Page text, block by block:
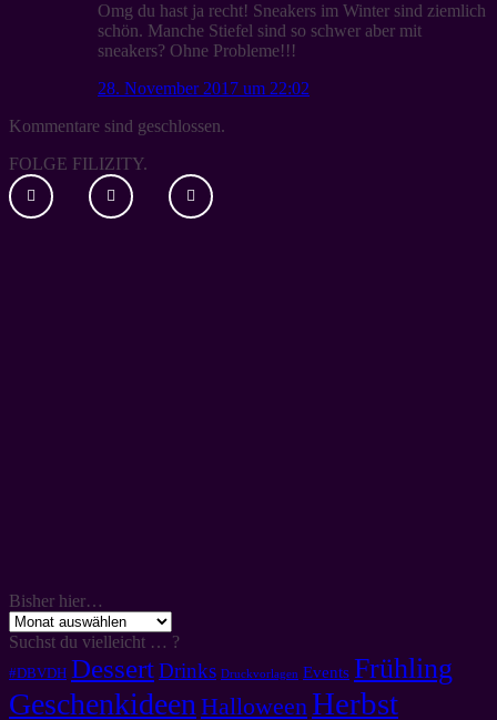
Omg du hast ja recht! Sneakers im Winter sind ziemlich
schön. Manche Stiefel sind so schwer aber mit
sneakers? Ohne Probleme!!!
28. November 2017 um 22:02
Kommentare sind geschlossen.
FOLGE FILIZITY.
Bisher hier…
Bisher
hier…
Suchst du vielleicht … ?
#DBVDH DessertDrinks Druckvorlagen Events Frühling
Geschenkideen HalloweenHerbst